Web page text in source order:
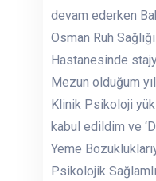
devam ederken
Osman Ruh
Hastanesinde
Mezun olduğum
Klinik Psikoloji
kabul edildim ve
Yeme
Psikolojik